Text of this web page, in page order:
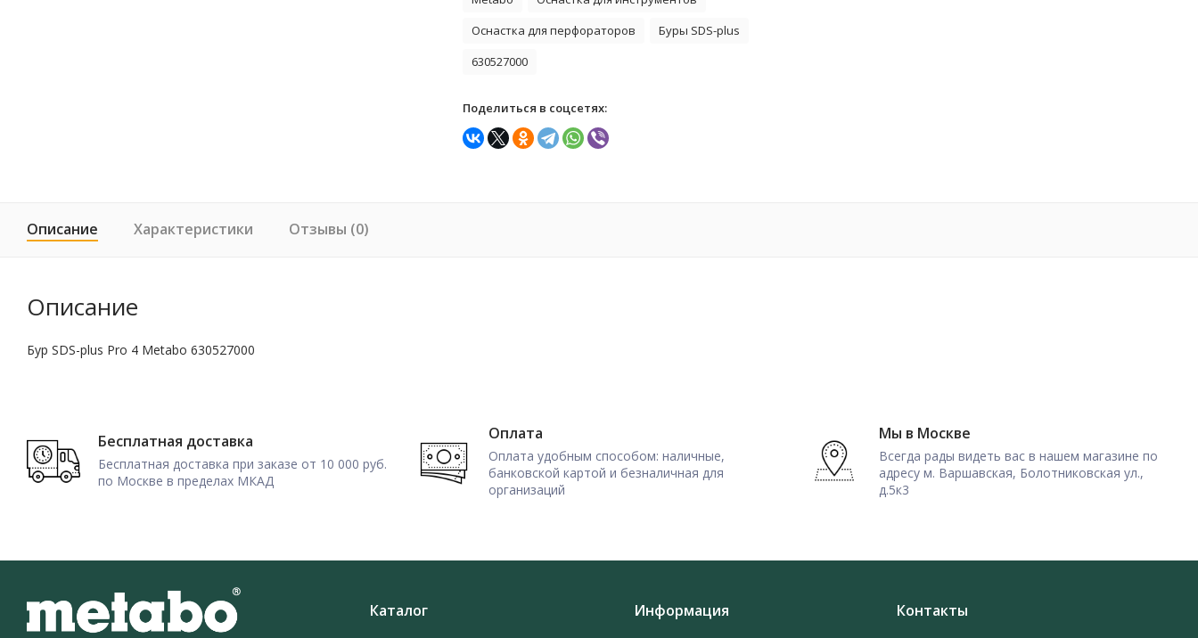
Оснастка для перфораторов
Буры SDS-plus
630527000
Поделиться в соцсетях:
Описание Характеристики Отзывы (0)
Описание
Бур SDS-plus Pro 4 Metabo 630527000
Бесплатная доставка
Бесплатная доставка при заказе от 10 000 руб.
по Москве в пределах МКАД
Оплата
Оплата удобным способом: наличные,
банковской картой и безналичная для
организаций
Мы в Москве
Всегда рады видеть вас в нашем магазине по
адресу м. Варшавская, Болотниковская ул.,
д.5к3
Каталог Информация Контакты